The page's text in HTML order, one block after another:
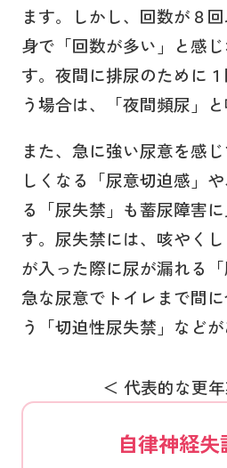
ます。しかし、回数が８
身で「回数が多い」と感
す。夜間に排尿のために
う場合は、「夜間頻尿」と
また、急に強い尿意を感
しくなる「尿意切迫感」
る「尿失禁」も蓄尿障害
す。尿失禁には、咳やく
が入った際に尿が漏れる「
急な尿意でトイレまで間
う「切迫性尿失禁」などが
＜ 代表的な更
自律神経